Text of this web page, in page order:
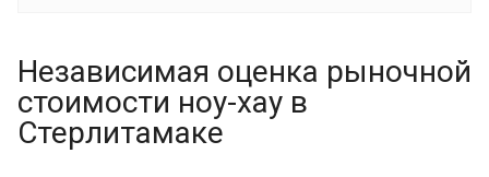
Независимая оценка рыночной
стоимости ноу-хау в
Стерлитамаке